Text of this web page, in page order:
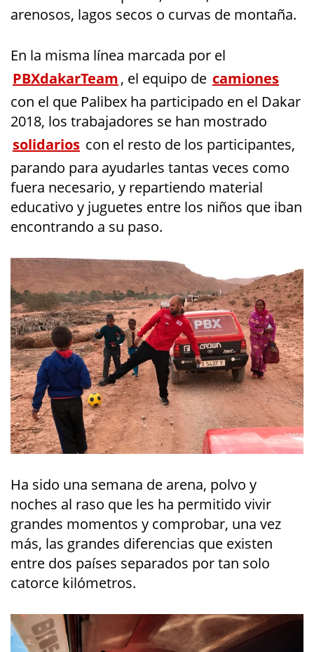
arenosos, lagos secos o curvas de montaña.
En la misma línea marcada por el
PBXdakarTeam, el equipo de camiones
con el que Palibex ha participado en el Dakar
2018, los trabajadores se han mostrado
solidarios con el resto de los participantes,
parando para ayudarles tantas veces como
fuera necesario, y repartiendo material
educativo y juguetes entre los niños que iban
encontrando a su paso.
Ha sido una semana de arena, polvo y
noches al raso que les ha permitido vivir
grandes momentos y comprobar, una vez
más, las grandes diferencias que existen
entre dos países separados por tan solo
catorce kilómetros.